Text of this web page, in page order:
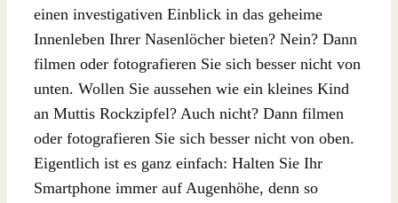
einen investigativen Einblick in das geheime
Innenleben Ihrer Nasenlöcher bieten? Nein? Dann
filmen oder fotografieren Sie sich besser nicht von
unten. Wollen Sie aussehen wie ein kleines Kind
an Muttis Rockzipfel? Auch nicht? Dann filmen
oder fotografieren Sie sich besser nicht von oben.
Eigentlich ist es ganz einfach: Halten Sie Ihr
Smartphone immer auf Augenhöhe, denn so